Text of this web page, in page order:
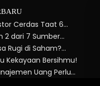
Cerdas Taat 6…
2 dari 7 Sumber…
Rugi di Saham?…
Kekayaan Bersihmu!
Uang Perlu…